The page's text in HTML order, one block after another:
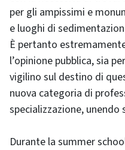
per gli ampissimi e
e luoghi di
È pertanto
l’opinione pubblica, sia
vigilino sul destino di
nuova categoria di
specializzazione,
Durante la summer